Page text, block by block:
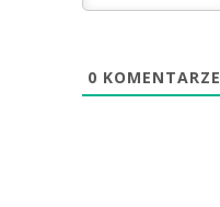
0 KOMENTARZE